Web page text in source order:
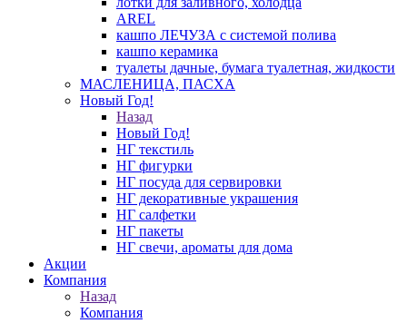
AREL
кашпо ЛЕЧУЗА с системой полива
кашпо керамика
туалеты дачные, бумага туалетная, жидкости
МАСЛЕНИЦА, ПАСХА
Новый Год!
Назад
Новый Год!
НГ текстиль
НГ фигурки
НГ посуда для сервировки
НГ декоративные украшения
НГ салфетки
НГ пакеты
НГ свечи, ароматы для дома
Акции
Компания
Назад
Компания